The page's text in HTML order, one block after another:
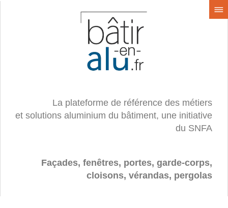
La plateforme de référence des métiers
et solutions aluminium du bâtiment, une initiative
du SNFA
Façades, fenêtres, portes, garde-corps,
cloisons, vérandas, pergolas